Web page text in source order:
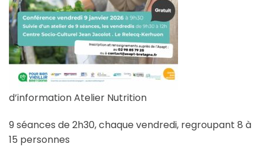
d’information Atelier Nutrition
9 séances de 2h30, chaque vendredi, regroupant 8 à
15 personnes